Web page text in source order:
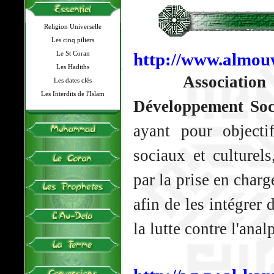
Religion Universelle
Les cinq piliers
Le St Coran
Les Hadiths
Les dates clés
Les Interdits de l'Islam
http://
Développement
ayant pour
sociaux et
par la prise en
afin de les intégrer
la lutte contre